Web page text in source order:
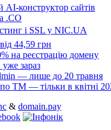
конструктор сайтів
.CO
і SSL у NIC.UA
44,59 грн
на реєстрацію домену
зараз
— лише до 20 травня
ТМ — тільки в квітні
& domain.pay